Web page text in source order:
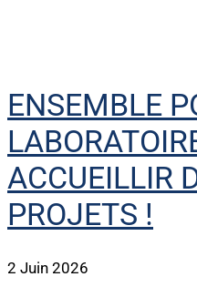
ENSEMBLE
ACCUEILLIR
PROJETS !
2 Juin 2026